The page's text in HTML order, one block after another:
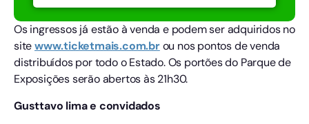
Os ingressos já estão à venda e podem ser adquiridos no
sitewww.ticketmais.com.brou nos pontos de venda
distribuídos por todo o Estado. Os portões do Parque de
Exposições serão abertos às 21h30.
Gusttavo lima e convidados